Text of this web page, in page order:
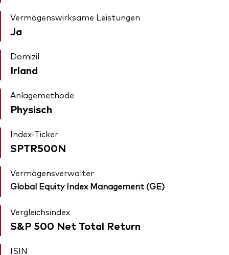
Vermögenswirksame Leistungen
Ja
Domizil
Irland
Anlagemethode
Physisch
Index-Ticker
SPTR500N
Vermögensverwalter
Global Equity Index Management (GE)
Vergleichsindex
S&P 500 Net Total Return
ISIN